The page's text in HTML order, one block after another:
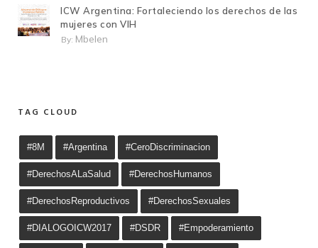
ICW Argentina: Fortaleciendo los derechos de las
mujeres con VIH
By: Mbelen
TAG CLOUD
#8M #Argentina #CeroDiscriminacion
#DerechosALaSalud #DerechosHumanos
#DerechosReproductivos #DerechosSexuales
#DIALOGOICW2017 #DSDR #Empoderamiento